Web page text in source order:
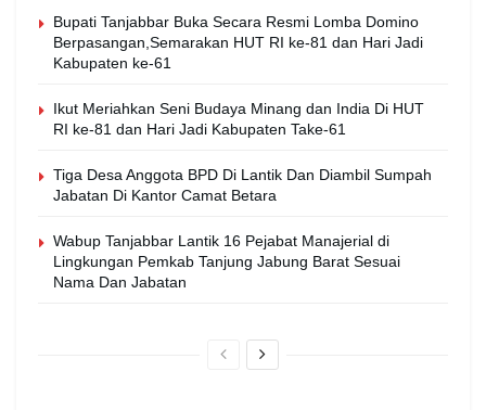
Bupati Tanjabbar Buka Secara Resmi Lomba Domino
Berpasangan,Semarakan HUT RI ke-81 dan Hari Jadi
Kabupaten ke-61
Ikut Meriahkan Seni Budaya Minang dan India Di HUT
RI ke-81 dan Hari Jadi Kabupaten Take-61
Tiga Desa Anggota BPD Di Lantik Dan Diambil Sumpah
Jabatan Di Kantor Camat Betara
Wabup Tanjabbar Lantik 16 Pejabat Manajerial di
Lingkungan Pemkab Tanjung Jabung Barat Sesuai
Nama Dan Jabatan